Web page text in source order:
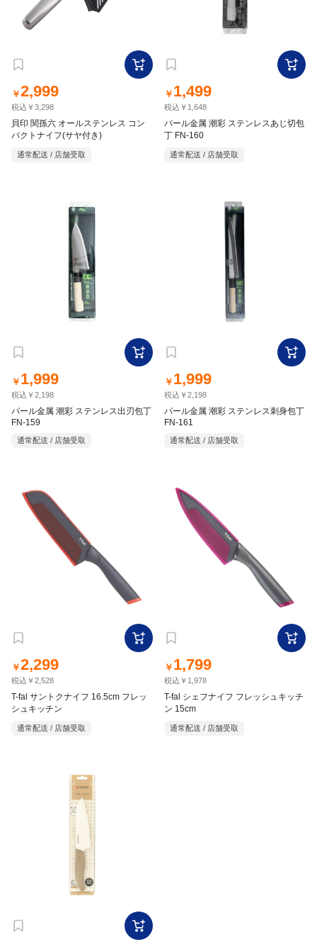
￥2,999
税込￥3,298
貝印 関孫六 オールステンレス コン
パクトナイフ(サヤ付き)
通常配送 / 店舗受取
￥ 1,499
税込￥1,648
パール金属 潮彩 ステンレスあじ切包
丁 FN-160
通常配送 / 店舗受取
￥ 1,999
税込￥2,198
パール金属 潮彩 ステンレス出刃包丁
FN-159
通常配送 / 店舗受取
￥ 1,999
税込￥2,198
パール金属 潮彩 ステンレス刺身包丁
FN-161
通常配送 / 店舗受取
￥2,299
税込￥2,528
T-fal サントクナイフ 16.5cm フレッ
シュキッチン
通常配送 / 店舗受取
￥ 1,799
税込￥1,978
T-fal シェフナイフ フレッシュキッチ
ン 15cm
通常配送 / 店舗受取